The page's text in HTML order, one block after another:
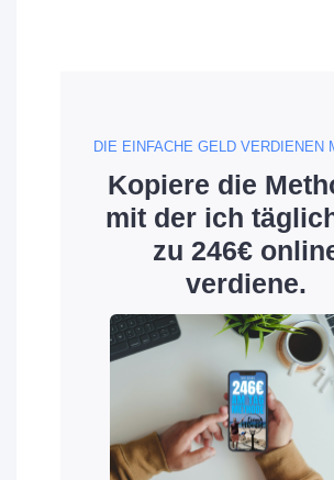
DIE EINFACHE GELD VERDIENEN
Kopiere die
mit der ich
zu 246€
verdiene.